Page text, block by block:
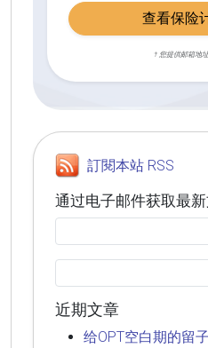
查看保险
† 您提供邮箱地
訂閱本站 RSS
通过电子邮件获取最新
近期文章
给OPT空白期的留